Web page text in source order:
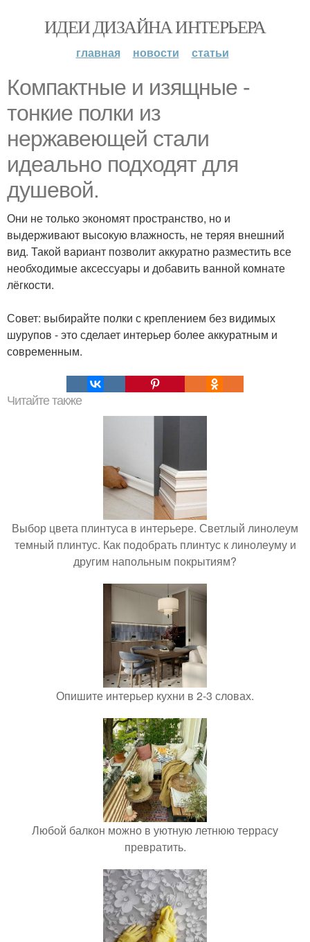
ИДЕИ ДИЗАЙНА ИНТЕРЬЕРА
главная новости статьи
Компактные и изящные -
тонкие полки из
нержавеющей стали
идеально подходят для
душевой.
Они не только экономят пространство, но и
выдерживают высокую влажность, не теряя внешний
вид. Такой вариант позволит аккуратно разместить все
необходимые аксессуары и добавить ванной комнате
лёгкости.
Совет: выбирайте полки с креплением без видимых
шурупов - это сделает интерьер более аккуратным и
современным.
Читайте также
Выбор цвета плинтуса в интерьере. Светлый линолеум
темный плинтус. Как подобрать плинтус к линолеуму и
другим напольным покрытиям?
Опишите интерьер кухни в 2-3 словах.
Любой балкон можно в уютную летнюю террасу
превратить.